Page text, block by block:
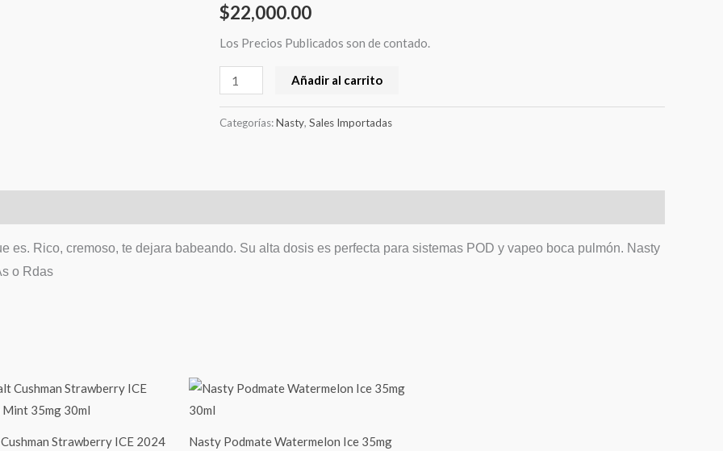
$22,000.00
Los Precios Publicados son de contado.
30ml
Añadir al carrito
Categorías:Nasty, Sales Importadas
es. Rico, cremoso, te dejara babeando. Su alta dosis es perfecta para sistemas POD y vapeo boca pulmón. Nasty
o Rdas
Strawberry ICE 2024
Nasty Podmate Watermelon Ice 35mg